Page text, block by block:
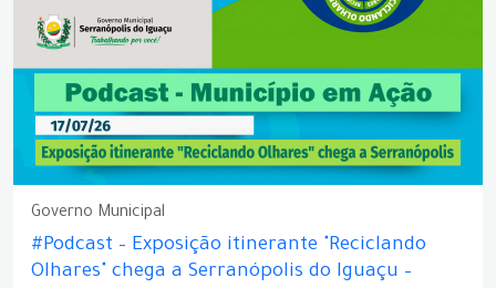
Governo Municipal
#Podcast – Exposição itinerante "Reciclando
Olhares" chega a Serranópolis do Iguaçu –